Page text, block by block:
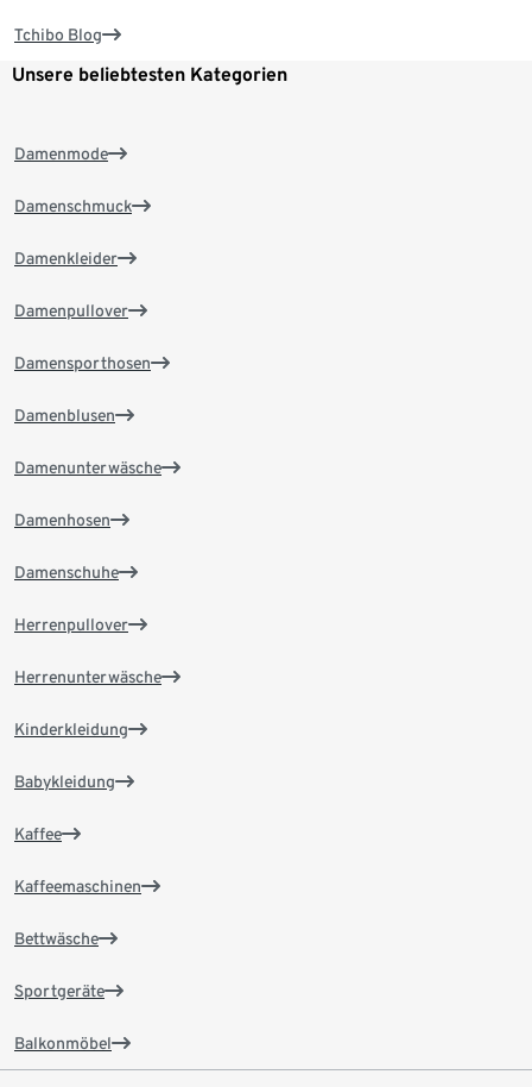
Tchibo Blog
Unsere beliebtesten Kategorien
Damenmode
Damenschmuck
Damenkleider
Damenpullover
Damensporthosen
Damenblusen
Damenunterwäsche
Damenhosen
Damenschuhe
Herrenpullover
Herrenunterwäsche
Kinderkleidung
Babykleidung
Kaffee
Kaffeemaschinen
Bettwäsche
Sportgeräte
Balkonmöbel